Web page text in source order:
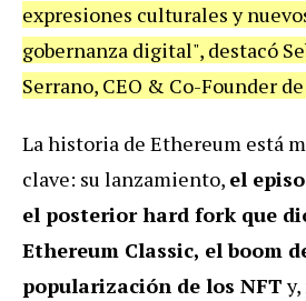
expresiones culturales y
gobernanza digital", destacó
Serrano, CEO & Co-Founder
La historia de Ethereum está
clave: su lanzamiento, el
el posterior hard fork que
Ethereum Classic, el boom
popularización de los NFTy,